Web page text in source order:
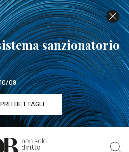
sanzionatorio
09
I DETTAGLI
/ 1° Ottobre